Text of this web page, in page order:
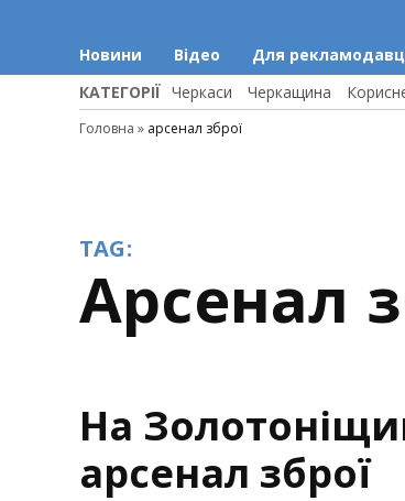
Новини Відео Для
КАТЕГОРІЇ Черкаси Черкащина
Головна » арсенал зброї
TAG:
арсенал
На
арсенал зброї